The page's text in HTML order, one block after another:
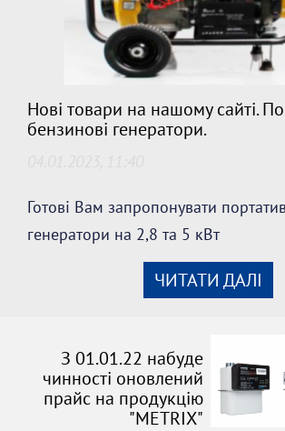
Нові товари на нашому сайті.
бензинові генератори.
Готові Вам запропонувати
генератори на 2,8 та 5 кВт
ЧИТАТИ ДАЛІ
З 01.01.22 набуде
чинності оновлений
прайс на продукцію
"METRIX"